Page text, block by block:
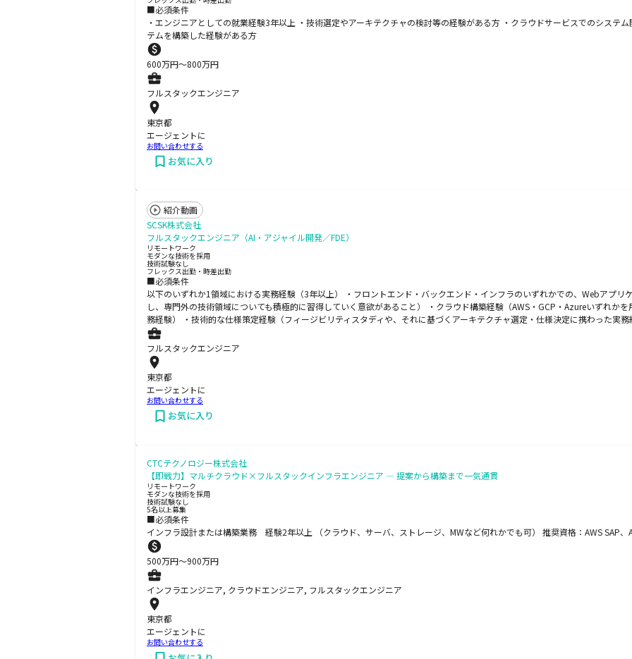
■必須条件
・エンジニアとしての就業経験3年以上 ・技術選定やアーキテクチャの検討等の経験がある方 ・クラウドサービスでのシステ
テムを構築した経験がある方
600万円〜800万円
フルスタックエンジニア
東京都
エージェントに
お問い合わせする
お気に入り
紹介動画
SCSK株式会社
フルスタックエンジニア（AI・アジャイル開発／FDE）
リモートワーク
モダンな技術を採用
技術試験なし
フレックス出勤・時差出勤
■必須条件
以下のいずれか1領域における実務経験（3年以上） ・フロントエンド・バックエンド・インフラのいずれかでの、Webアプリ
し、専門外の技術領域についても積極的に習得していく意欲があること） ・クラウド構築経験（AWS・GCP・Azureいずれか
務経験） ・技術的な仕様策定経験（フィージビリティスタディや、それに基づくアーキテクチャ選定・仕様決定に携わった実務
フルスタックエンジニア
東京都
エージェントに
お問い合わせする
お気に入り
CTCテクノロジー株式会社
【即戦力】マルチクラウド×フルスタックインフラエンジニア ― 提案から構築まで一気通貫
リモートワーク
モダンな技術を採用
技術試験なし
5名以上募集
■必須条件
インフラ設計または構築業務 経験2年以上 （クラウド、サーバ、ストレージ、MWなど何れかでも可） 推奨資格：AWS SAP、
500万円〜900万円
インフラエンジニア, クラウドエンジニア, フルスタックエンジニア
東京都
エージェントに
お問い合わせする